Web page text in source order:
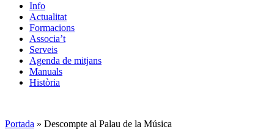
Info
Actualitat
Formacions
Associa’t
Serveis
Agenda de mitjans
Manuals
Història
Portada » Descompte al Palau de la Música